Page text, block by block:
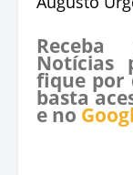
Notícias
fique por
basta
e no